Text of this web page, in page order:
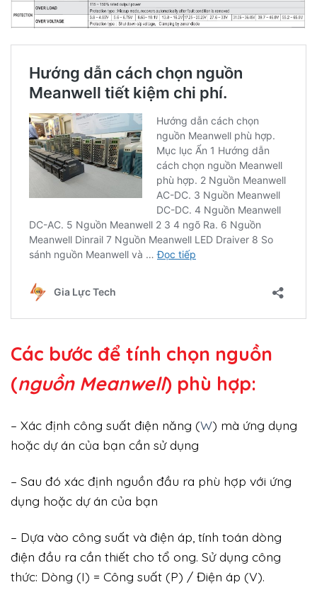
Các bước để tính chọn nguồn
(nguồn Meanwell) phù hợp:
– Xác định công suất điện năng (W) mà ứng dụng
hoặc dự án của bạn cần sử dụng
– Sau đó xác định nguồn đầu ra phù hợp với ứng
dụng hoặc dự án của bạn
– Dựa vào công suất và điện áp, tính toán dòng
điện đầu ra cần thiết cho tổ ong. Sử dụng công
thức: Dòng (I) = Công suất (P) / Điện áp (V).